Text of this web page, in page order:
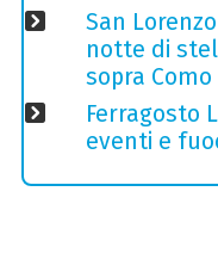
San
notte di
sopra Como
Ferragosto
eventi e